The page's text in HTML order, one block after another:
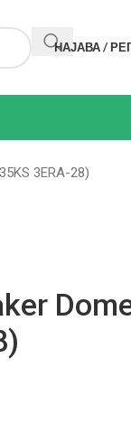
НАЈАВА /
3ERA-28)